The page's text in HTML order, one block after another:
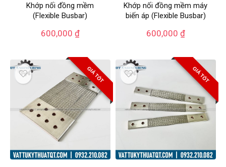
Khớp nối đồng mềm
(Flexible Busbar)
600,000 ₫
Khớp nối đồng mềm máy
biến áp (Flexible Busbar)
600,000 ₫
GIÁ TỐT GIÁ TỐT